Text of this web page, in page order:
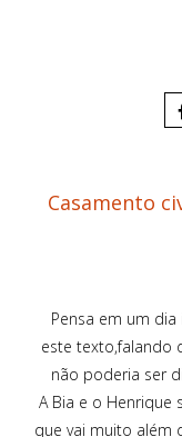
Casamento
Pensa em um
este texto,falando
não poderia ser
A Bia e o Henrique
que vai muito além